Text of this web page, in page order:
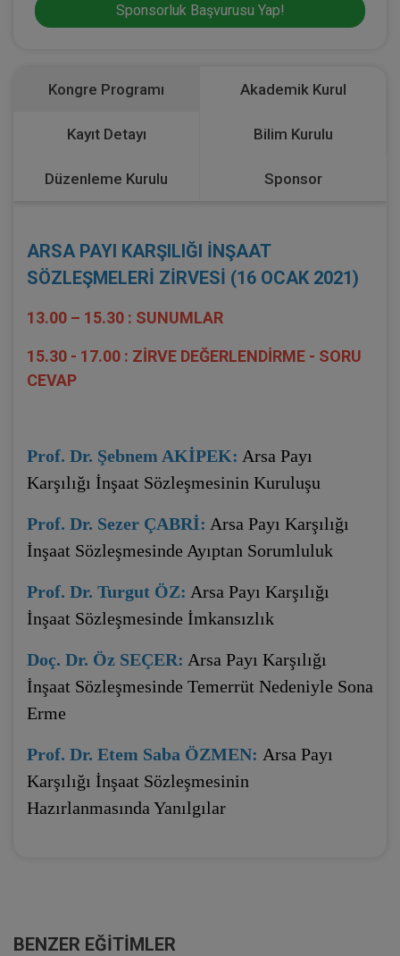
Sponsorluk Başvurusu Yap!
Kongre Programı Akademik Kurul
Kayıt Detayı Bilim Kurulu
Düzenleme Kurulu Sponsor
ARSA PAYI KARŞILIĞI İNŞAAT
SÖZLEŞMELERİ ZİRVESİ (16 OCAK 2021)
13.00 – 15.30 : SUNUMLAR
15.30 - 17.00 : ZİRVE DEĞERLENDİRME - SORU
CEVAP
Prof. Dr. Şebnem AKİPEK: Arsa Payı
Karşılığı İnşaat Sözleşmesinin Kuruluşu
Prof. Dr. Sezer ÇABRİ: Arsa Payı Karşılığı
İnşaat Sözleşmesinde Ayıptan Sorumluluk
Prof. Dr. Turgut ÖZ: Arsa Payı Karşılığı
İnşaat Sözleşmesinde İmkansızlık
Doç. Dr. Öz SEÇER: Arsa Payı Karşılığı
İnşaat Sözleşmesinde Temerrüt Nedeniyle Sona
Erme
Prof. Dr. Etem Saba ÖZMEN: Arsa Payı
Karşılığı İnşaat Sözleşmesinin
Hazırlanmasında Yanılgılar
BENZER EĞITIMLER